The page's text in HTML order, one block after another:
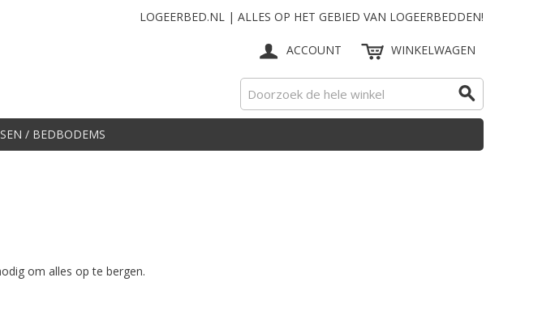
LOGEERBED.NL | ALLES OP HET GEBIED VAN LOGEERBEDDEN!
ACCOUNT WINKELWAGEN
/ BEDBODEMS
om alles op te bergen.